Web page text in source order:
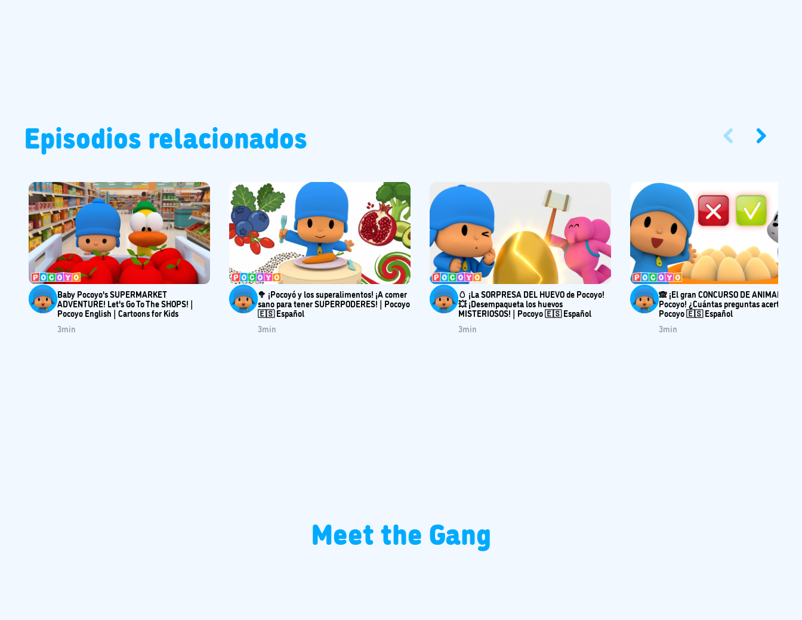
Episodios relacionados
Baby Pocoyo's SUPERMARKET
ADVENTURE! Let's Go To The SHOPS! |
Pocoyo English | Cartoons for Kids
3min
🥦 ¡Pocoyó y los superalimentos! ¡A comer
sano para tener SUPERPODERES! | Pocoyo
🇪🇸 Español
3min
🥚 ¡La SORPRESA DEL HUEVO de Pocoyo!
💥 ¡Desempaqueta los huevos
MISTERIOSOS! | Pocoyo 🇪🇸 Español
3min
🙈 ¡El gran CONCURSO DE ANIMALES de
Pocoyo! ¿Cuántas preguntas acertarás?
Pocoyo 🇪🇸 Español
3min
Meet the Gang